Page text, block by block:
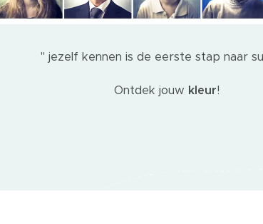
" jezelf kennen is de eerste stap naar
Ontdek jouw kleur!